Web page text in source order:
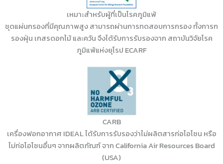
เหมาะสำหรับผู้ที่เป็นโรคภูมิแพ้
ชุดแผ่นกรองที่มีคุณภาพสูง สามารถผ่านการทดสอบการกรอง ทั้งการก
รองฝุ่น เกสรดอกไม้ และควัน จึงได้รับการรับรองจาก สถาบันวิจัยโรค
ภูมิแพ้แห่งยุโรป ECARF
CARB
เครื่องฟอกอากาศ IDEAL ได้รับการรับรองว่าไม่ผลิตสารก่อโอโซน หรือ
ไม่ก่อโอโซนอื่นๆ จากผลิตภัณฑ์ จาก California Air Resources Board
(USA)